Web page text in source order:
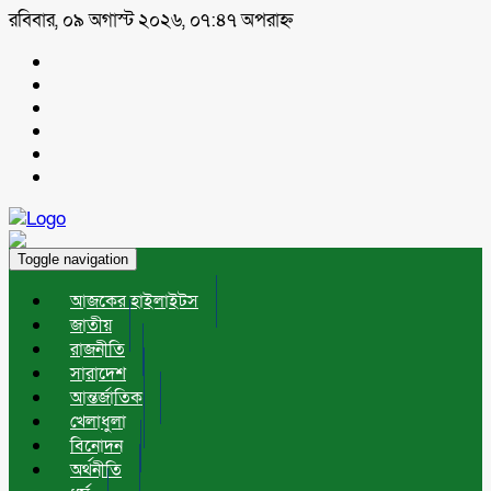
রবিবার, ০৯ অগাস্ট ২০২৬, ০৭:৪৭ অপরাহ্ন
Toggle navigation
আজকের হাইলাইটস
জাতীয়
রাজনীতি
সারাদেশ
আন্তর্জাতিক
খেলাধুলা
বিনোদন
অর্থনীতি